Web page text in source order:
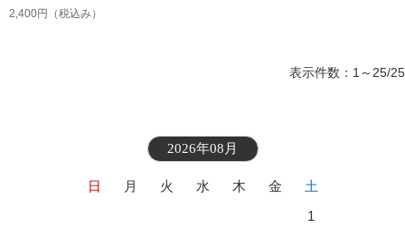
2,400円 （税込み）
表示件数：1～25/25
2026年08月
日 月 火 水 木 金
土
1